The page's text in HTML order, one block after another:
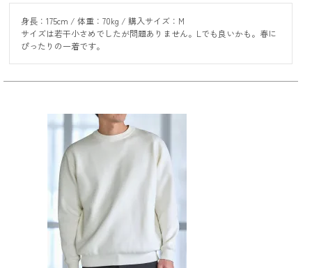
身長：175cm / 体重：70kg / 購入サイズ：M
サイズは若干小さめでしたが問題ありません。Lでも良いかも。春に
ぴったりの一着です。